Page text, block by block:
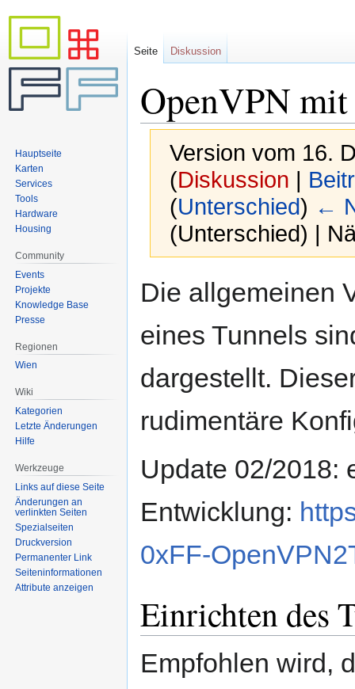
OpenVPN
Version vom 16.
(Diskussion |
(Unterschied) ←
(Unterschied) |
Navigation
Suche
Die allgemeinen
eines Tunnels
dargestellt.
rudimentäre
Update 02/2018:
Entwicklung:
0xFF-
Einrichten des
Empfohlen wird,
Seite Diskussion
Hauptseite
Karten
Services
Tools
Hardware
Housing
Community
Events
Projekte
Knowledge Base
Presse
Regionen
Wien
Wiki
Kategorien
Letzte Änderungen
Hilfe
Werkzeuge
Links auf diese Seite
Änderungen an
verlinkten Seiten
Spezialseiten
Druckversion
Permanenter Link
Seiten­informationen
Attribute anzeigen